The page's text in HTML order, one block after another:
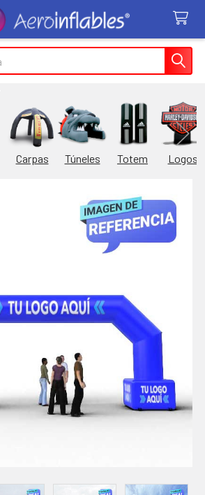
Carpas Túneles Totem Logos